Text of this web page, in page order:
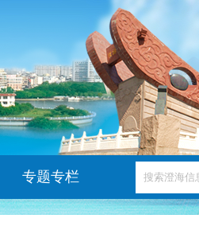
专题专栏